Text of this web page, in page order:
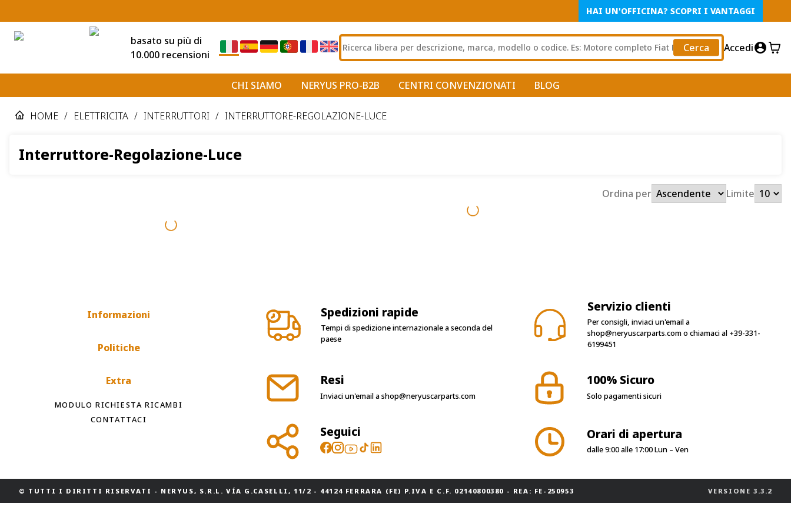
HAI UN'OFFICINA? SCOPRI I VANTAGGI
basato su più di
10.000 recensioni
Cerca Accedi
CHI SIAMO NERYUS PRO-B2B CENTRI CONVENZIONATI BLOG
HOME / ELETTRICITA / INTERRUTTORI / INTERRUTTORE-REGOLAZIONE-LUCE
Interruttore-Regolazione-Luce
Ordina per Limite
Informazioni
Politiche
Extra
MODULO RICHIESTA RICAMBI
CONTATTACI
Spedizioni rapide
Tempi di spedizione internazionale a seconda del
paese
Servizio clienti
Per consigli, inviaci un'email a
shop@neryuscarparts.como chiamaci al +39-331-
6199451
Resi
Inviaci un'email ashop@neryuscarparts.com
100% Sicuro
Solo pagamenti sicuri
Seguici Orari di apertura
dalle 9:00 alle 17:00 Lun – Ven
© TUTTI I DIRITTI RISERVATI - NERYUS, S.R.L. VÍA G.CASELLI, 11/2 - 44124 FERRARA (FE) P.IVA E C.F. 02140800380 - REA: FE-250953 VERSIONE 3.3.2